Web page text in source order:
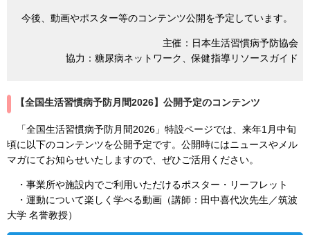
今後、動画やポスター等のコンテンツ公開を予定しています。
主催：日本生活習慣病予防協会
協力：糖尿病ネットワーク、保健指導リソースガイド
【全国生活習慣病予防月間2026】公開予定のコンテンツ
「全国生活習慣病予防月間2026」特設ページでは、来年1月中旬
頃に以下のコンテンツを公開予定です。公開時にはニュースやメル
マガにてお知らせいたしますので、ぜひご活用ください。
・事業所や施設内でご利用いただけるポスター・リーフレット
・運動について楽しく学べる動画（講師：田中喜代次先生／筑波
大学 名誉教授）